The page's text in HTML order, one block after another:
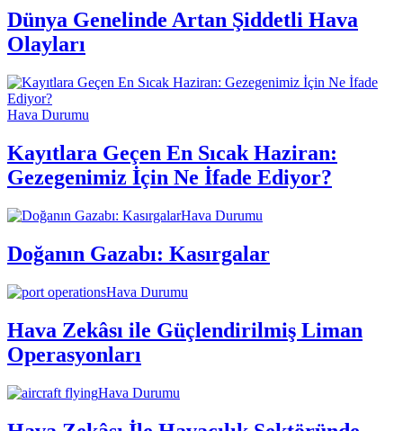
Dünya Genelinde Artan Şiddetli Hava
Olayları
Hava Durumu
Kayıtlara Geçen En Sıcak Haziran:
Gezegenimiz İçin Ne İfade Ediyor?
Hava Durumu
Doğanın Gazabı: Kasırgalar
Hava Durumu
Hava Zekâsı ile Güçlendirilmiş Liman
Operasyonları
Hava Durumu